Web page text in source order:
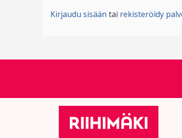
Kirjaudu sisään tai rekisteröidy